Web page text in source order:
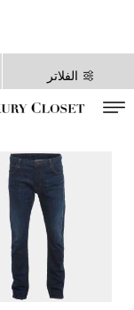
الفلاتر